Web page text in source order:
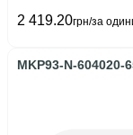
2 419.20грн/за
MKP93-N-604020-